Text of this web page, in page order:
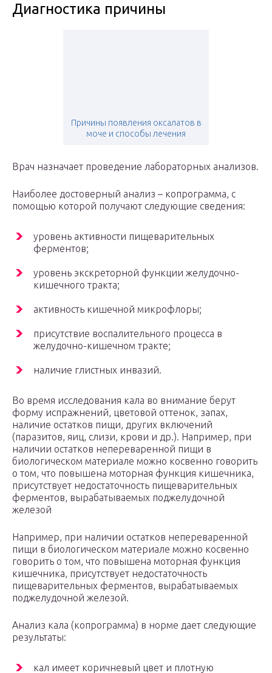
Диагностика причины
Причины появления оксалатов в
моче и способы лечения
Врач назначает проведение лабораторных анализов.
Наиболее достоверный анализ – копрограмма, с
помощью которой получают следующие сведения:
уровень активности пищеварительных
ферментов;
уровень экскреторной функции желудочно-
кишечного тракта;
активность кишечной микрофлоры;
присутствие воспалительного процесса в
желудочно-кишечном тракте;
наличие глистных инвазий.
Во время исследования кала во внимание берут
форму испражнений, цветовой оттенок, запах,
наличие остатков пищи, других включений
(паразитов, яиц, слизи, крови и др.). Например, при
наличии остатков непереваренной пищи в
биологическом материале можно косвенно говорить
о том, что повышена моторная функция кишечника,
присутствует недостаточность пищеварительных
ферментов, вырабатываемых поджелудочной
железой
Например, при наличии остатков непереваренной
пищи в биологическом материале можно косвенно
говорить о том, что повышена моторная функция
кишечника, присутствует недостаточность
пищеварительных ферментов, вырабатываемых
поджелудочной железой.
Анализ кала (копрограмма) в норме дает следующие
результаты:
кал имеет коричневый цвет и плотную